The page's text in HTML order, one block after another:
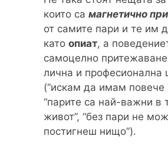
които са магнетично
от самите пари и те им
като опиат, а
самоцелно
лична и професионална
(“искам да имам повече
“парите са най-важни в
живот”, “без пари не
постигнеш нищо”).